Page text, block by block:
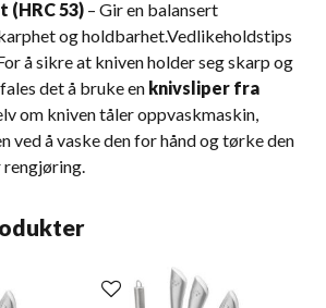
(HRC 53) – Gir en balansert
og holdbarhet.Vedlikeholdstips
å sikre at kniven holder seg skarp og
det å bruke en knivsliper fra
om kniven tåler oppvaskmaskin,
ved å vaske den for hånd og tørke den